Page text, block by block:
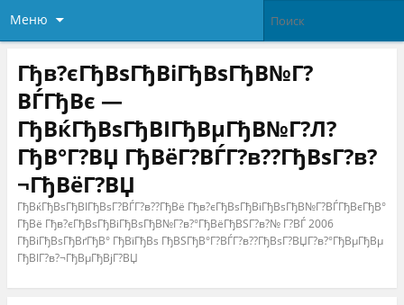
Меню
Гђв?єГђВѕГђВіГђВѕГђВ№Г?
ВЃГђВє —
ГђВќГђВѕГђВІГђВµГђВ№Г?Л?
ГђВ°Г?ВЏ ГђВёГ?ВЃГ?в??ГђВѕГ?в?
¬ГђВёГ?ВЏ
ГђВќГђВѕГђВІГђВѕГ?ВЃГ?в??ГђВё Гђв?єГђВѕГђВіГђВѕГђВ№Г?ВЃГђВєГђВ°
ГђВё Гђв?єГђВѕГђВіГђВѕГђВ№Г?в?°ГђВёГђВЅГ?в?№ Г?ВЃ 2006
ГђВіГђВѕГђВґГђВ° ГђВїГђВѕ ГђВЅГђВ°Г?ВЃГ?в??ГђВѕГ?ВЏГ?в?°ГђВµГђВµ
ГђВІГ?в?¬ГђВµГђВјГ?ВЏ